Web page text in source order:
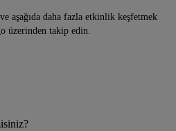
aşağıda daha fazla etkinlik keşfetmek
üzerinden takip edin.